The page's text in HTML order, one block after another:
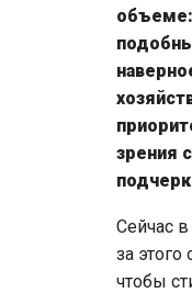
объеме:
зрения
Сейчас
за
чтобы